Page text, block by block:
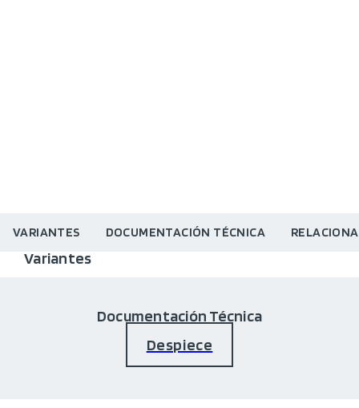
VARIANTES DOCUMENTACIÓN TÉCNICA
Variantes
Documentación Técnica
Despiece